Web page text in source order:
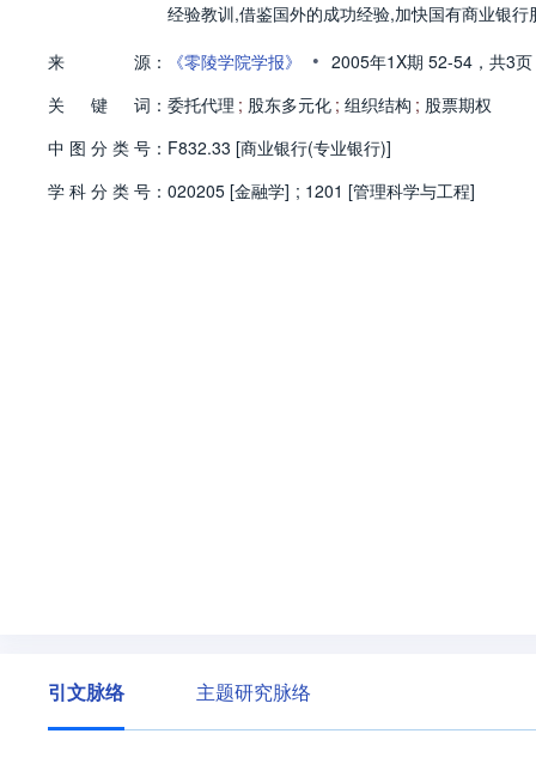
经验教训,借鉴国外的成功经验,加快国有商业银
来
源： 《零陵学院学报》 • 2005年1X期 52-54， 共3页
关
键 词： 委托代理 ; 股东多元化 ; 组织结构 ; 股票期权
中 图 分 类 号： F832.33 [商业银行(专业银行)]
学 科 分 类 号： 020205 [金融学] ; 1201 [管理科学与工程]
引文脉络 主题研究脉络